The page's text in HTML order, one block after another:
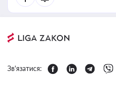
Зв'язатися: